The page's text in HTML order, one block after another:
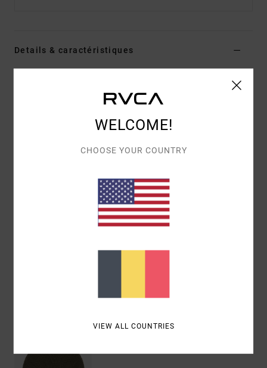
Details & caractéristiques
Code couleur
: maille en acrylique
Broderie directe.
100% Acrylique
Livraison & Retours
Articles vus récemment
WELCOME!
CHOOSE YOUR COUNTRY
VIEW ALL COUNTRIES